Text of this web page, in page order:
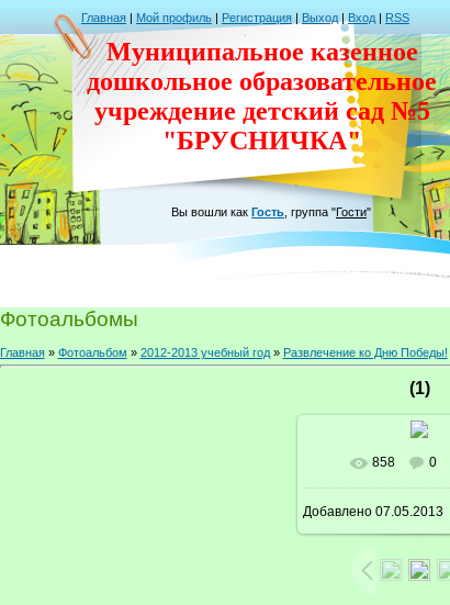
Главная | Мой профиль | Регистрация | Выход | Вход | RSS
Муниципальное казенное
дошкольное образовательное
учреждение детский сад №5
"БРУСНИЧКА"
Вы вошли как Гость группа "Гости"
Фотоальбомы
Главная» Фотоальбом » 2012-2013 учебный год» Развлечение ко Дню Победы!
(1)
858 0
Добавлено07.05.2013